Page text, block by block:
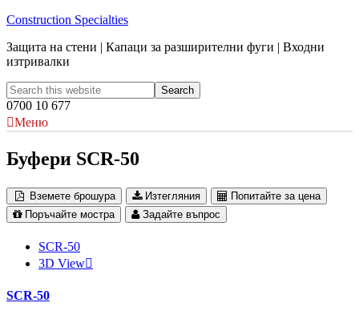
Construction Specialties
Защита на стени | Капаци за разширителни фуги | Входни
изтривалки
0700 10 677
Меню
Буфери SCR-50
Вземете брошура Изтегляния
Попитайте за цена
Поръчайте мостра
Задайте въпрос
SCR-50
3D View
SCR-50